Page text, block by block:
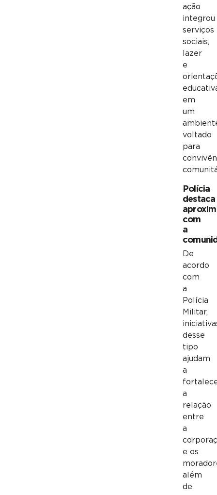
ação
integrou
serviços
sociais,
lazer
e
em
um
voltado
para
Polícia
destaca
com
a
De
acordo
com
a
Polícia
Militar,
desse
tipo
ajudam
a
a
relação
entre
a
e os
além
de